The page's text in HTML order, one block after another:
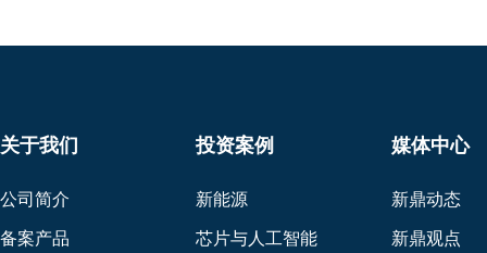
关于我们
公司简介
备案产品
投资案例
新能源
芯片与人工智能
媒体中心
新鼎动态
新鼎观点